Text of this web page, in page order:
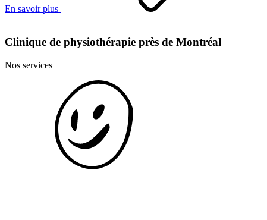
En savoir plus
Clinique de physiothérapie près de Montréal
Nos services